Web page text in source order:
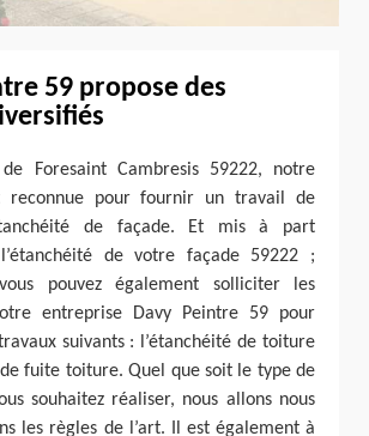
59 propose des
Foresaint Cambresis 59222, notre
reconnue pour fournir un travail de
de façade. Et mis à part
l’étanchéité de votre façade 59222 ;
pouvez également solliciter les
entreprise Davy Peintre 59 pour
suivants : l’étanchéité de toiture
fuite toiture. Quel que soit le type de
souhaitez réaliser, nous allons nous
les règles de l’art. Il est également à